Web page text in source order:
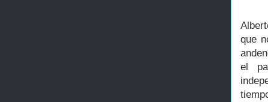
que
el